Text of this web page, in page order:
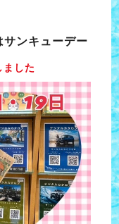
サンキューデー
した